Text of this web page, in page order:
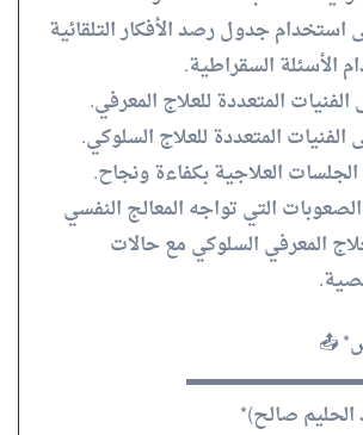
استخدام جدول رصد الأفكار التلقائية
الأسئلة السقراطية.
المتعددة للعلاج المعرفي.
المتعددة للعلاج السلوكي.
العلاجية بكفاءة ونجاح.
التي تواجه المعالج النفسي
المعرفي السلوكي مع حالات
📤
صالح)*